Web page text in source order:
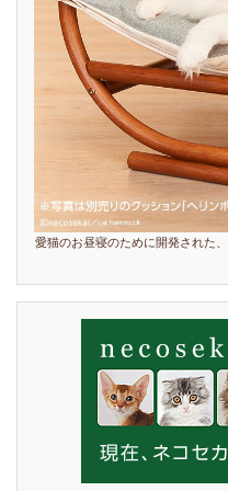
愛猫のお昼寝のために開発された